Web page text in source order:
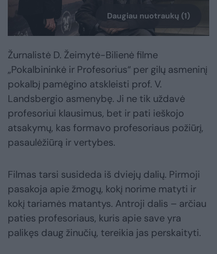
Daugiau nuotraukų (1)
Žurnalistė D. Žeimytė-Bilienė filme
„Pokalbininkė ir Profesorius“ per gilų asmeninį
pokalbį pamėgino atskleisti prof. V.
Landsbergio asmenybę. Ji ne tik uždavė
profesoriui klausimus, bet ir pati ieškojo
atsakymų, kas formavo profesoriaus požiūrį,
pasaulėžiūrą ir vertybes.
Filmas tarsi susideda iš dviejų dalių. Pirmoji
pasakoja apie žmogų, kokį norime matyti ir
kokį tariamės matantys. Antroji dalis – arčiau
paties profesoriaus, kuris apie save yra
palikęs daug žinučių, tereikia jas perskaityti.